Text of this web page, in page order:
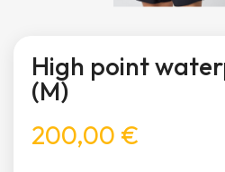
High point
(M)
200,00 €